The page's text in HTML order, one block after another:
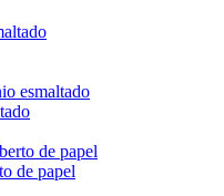
esmaltado
de papel
de papel